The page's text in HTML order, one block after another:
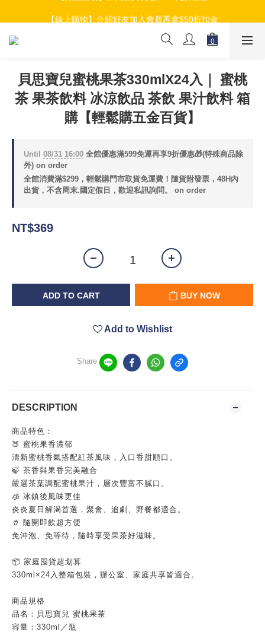
【線上購物】介紹好友加入會員再拿$50折扣金
【線上購物】加入會員就送$100元購物金
貝思寶兒蜜桃果茶330mlX24入｜ 蜜桃
茶 果茶飲料 冰涼飲品 茶飲 果汁飲料 箱
購【輕鬆購五金百貨】
Until 08/31 16:00 全館優惠滿599免運再享9折優惠🎁(特殊商品除
外) on order
全館消費滿$299，輕鬆購門市取貨免運費！隨貨附發票，48H內
出貨，不含周末.國定假日，歡迎私訊詢問。 on order
NT$369
ADD TO CART BUY NOW
Add to Wishlist
Share
DESCRIPTION
商品特色：
🍑 蜜桃果香濃郁
清新蜜桃香氣搭配紅茶風味，入口香甜順口。
🍃 茶香與果香完美融合
嚴選茶葉調配蜜桃果汁，層次豐富不膩口。
🧊 冰鎮後風味更佳
炎炎夏日解渴首選，聚會、追劇、野餐都適合。
🥤 隨開即飲超方便
免沖泡、免等待，隨時享受果茶好滋味。
📦 家庭囤貨超划算
330ml×24入整箱包裝，辦公室、家庭共享皆適合。
商品規格
品名：貝思寶兒 蜜桃果茶
容量：330ml／瓶